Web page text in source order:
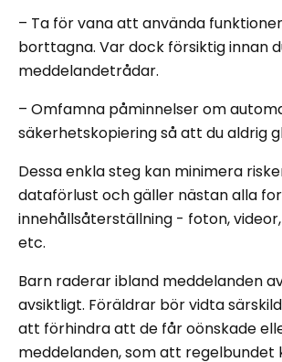
– Ta för vana att använda
borttagna. Var dock försiktig innan
meddelandetrådar.
– Omfamna påminnelser om
säkerhetskopiering så att du aldrig
Dessa enkla steg kan minimera
dataförlust och gäller nästan alla
innehållsåterställning - foton,
etc.
Barn raderar ibland meddelanden
avsiktligt. Föräldrar bör vidta
att förhindra att de får oönskade
meddelanden, som att regelbundet